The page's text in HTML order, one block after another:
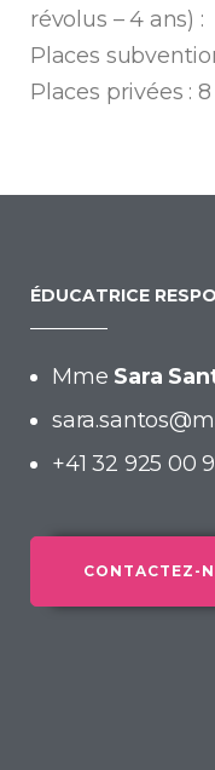
révolus – 4 ans) :
Places
Places privées : 8
ÉDUCATRICE
Mme Sara
+41 32 925 00
CONTACTEZ-